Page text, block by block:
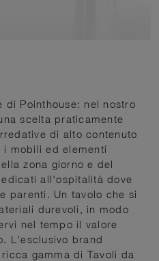
di Pointhouse: nel nostro
scelta praticamente
di alto contenuto
i mobili ed elementi
zona giorno e del
all'ospitalità dove
parenti. Un tavolo che si
durevoli, in modo
nel tempo il valore
L'esclusivo brand
gamma di Tavoli da